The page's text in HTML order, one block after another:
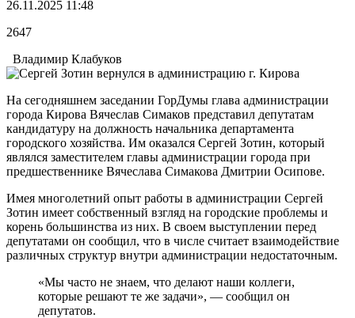
26.11.2025 11:48
2647
Владимир Клабуков
На сегодняшнем заседании ГорДумы глава администрации
города Кирова Вячеслав Симаков представил депутатам
кандидатуру на должность начальника департамента
городского хозяйства. Им оказался Сергей Зотин, который
являлся заместителем главы администрации города при
предшественнике Вячеслава Симакова Дмитрии Осипове.
Имея многолетний опыт работы в администрации Сергей
Зотин имеет собственный взгляд на городские проблемы и
корень большинства из них. В своем выступлении перед
депутатами он сообщил, что в числе считает взаимодействие
различных структур внутри администрации недостаточным.
«Мы часто не знаем, что делают наши коллеги,
которые решают те же задачи», — сообщил он
депутатов.